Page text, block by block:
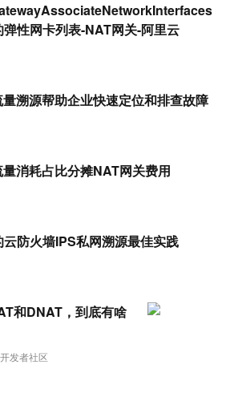
性网卡列表-NAT网关-阿里云
溯源帮助企业快速定位和排查故障
消耗占比分摊NAT网关费用
防火墙IPS私网溯源最佳实践
发者社区
和DNAT，到底有啥